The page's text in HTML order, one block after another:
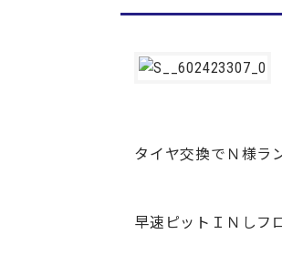
タイヤ交換でＮ様ラ
早速ピットＩＮしフ